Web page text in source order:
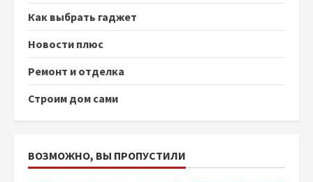
Как выбрать гаджет
Новости плюс
Ремонт и отделка
Строим дом сами
ВОЗМОЖНО, ВЫ ПРОПУСТИЛИ